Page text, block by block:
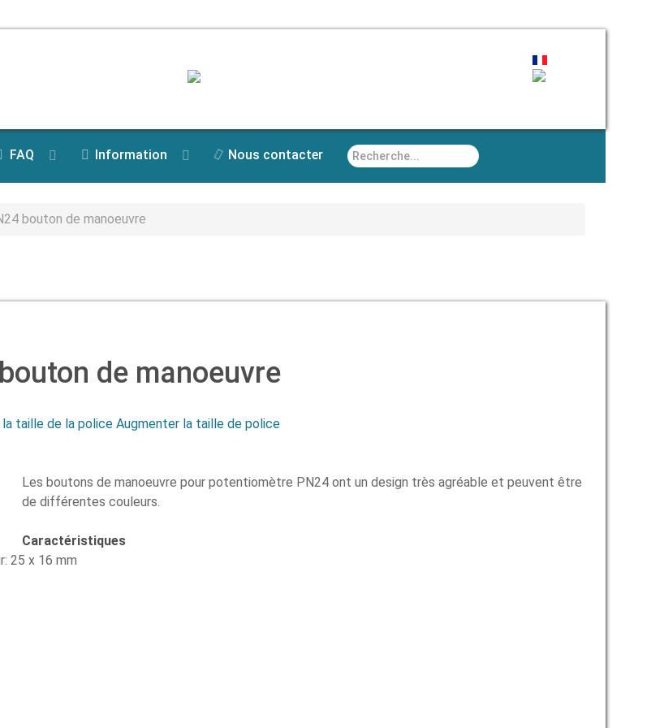
FAQ Information Nous contacter Rechercher
bouton de manoeuvre
de manoeuvre
la taille de la police Augmenter la taille de police
Les boutons de manoeuvre pour potentiomètre PN24 ont un design très agréable et peuvent être
de différentes couleurs.
Caractéristiques
25 x 16 mm